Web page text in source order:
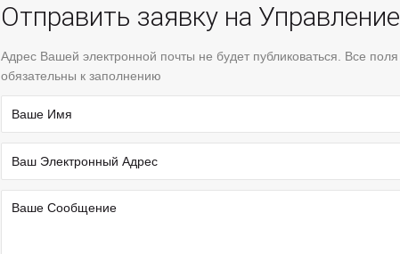
Отправить заявку на Управление
Адрес Вашей электронной почты не будет публиковаться. Все поля
обязательны к заполнению